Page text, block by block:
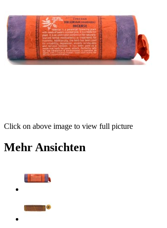
Click on above image to view full picture
Mehr Ansichten